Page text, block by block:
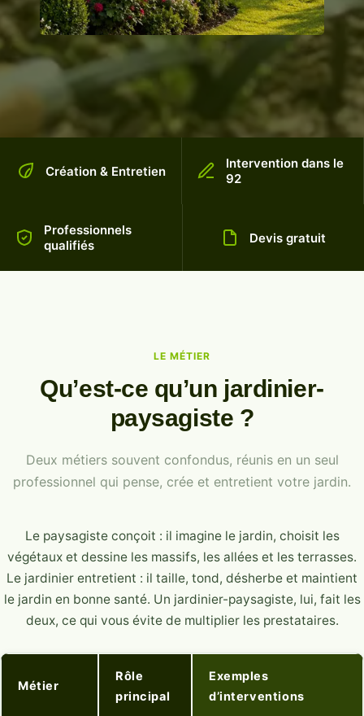
Création & Entretien
Intervention dans le
92
Professionnels
qualifiés
Devis gratuit
LE MÉTIER
Qu’est-ce qu’un jardinier-
paysagiste ?
Deux métiers souvent confondus, réunis en un seul
professionnel qui pense, crée et entretient votre jardin.
Le paysagiste conçoit : il imagine le jardin, choisit les
végétaux et dessine les massifs, les allées et les terrasses.
Le jardinier entretient : il taille, tond, désherbe et maintient
le jardin en bonne santé. Un jardinier-paysagiste, lui, fait les
deux, ce qui vous évite de multiplier les prestataires.
Métier
Rôle
principal
Exemples
d’interventions